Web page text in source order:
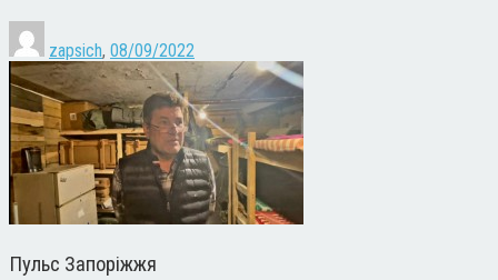
zapsich, 08/09/2022
Пульс Запоріжжя